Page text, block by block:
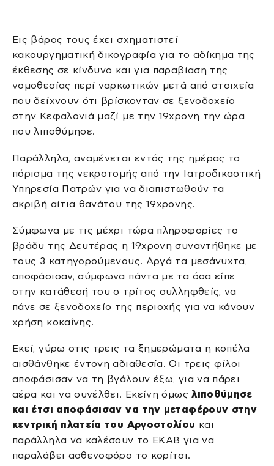
Εις βάρος τους έχει σχηματιστεί
κακουργηματική δικογραφία για το αδίκημα της
έκθεσης σε κίνδυνο και για παραβίαση της
νομοθεσίας περί ναρκωτικών μετά από στοιχεία
που δείχνουν ότι βρίσκονταν σε ξενοδοχείο
στην Κεφαλονιά μαζί με την 19χρονη την ώρα
που λιποθύμησε.
Παράλληλα, αναμένεται εντός της ημέρας το
πόρισμα της νεκροτομής από την Ιατροδικαστική
Υπηρεσία Πατρών για να διαπιστωθούν τα
ακριβή αίτια θανάτου της 19χρονης.
Σύμφωνα με τις μέχρι τώρα πληροφορίες το
βράδυ της Δευτέρας η 19χρονη συναντήθηκε με
τους 3 κατηγορούμενους. Αργά τα μεσάνυχτα,
αποφάσισαν, σύμφωνα πάντα με τα όσα είπε
στην κατάθεσή του ο τρίτος συλληφθείς, να
πάνε σε ξενοδοχείο της περιοχής για να κάνουν
χρήση κοκαΐνης.
Εκεί, γύρω στις τρεις τα ξημερώματα η κοπέλα
αισθάνθηκε έντονη αδιαθεσία. Οι τρεις φίλοι
αποφάσισαν να τη βγάλουν έξω, για να πάρει
αέρα και να συνέλθει. Εκείνη όμωςλιποθύμησε
και έτσι αποφάσισαν να την μεταφέρουν στην
κεντρική πλατεία του Αργοστολίου και
παράλληλα να καλέσουν το ΕΚΑΒ για να
παραλάβει ασθενοφόρο το κορίτσι.